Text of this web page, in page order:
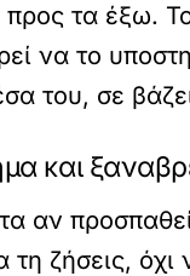
προς τα έξω.
να το
του, σε
και
αν
τη ζήσεις,